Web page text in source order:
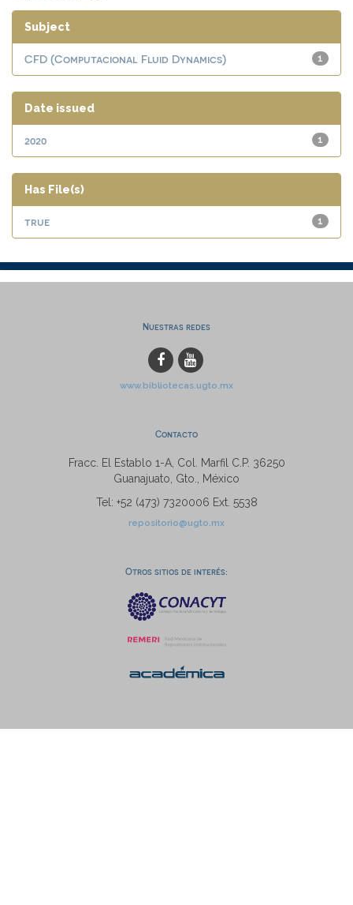
Subject
1
CFD (Computacional Fluid Dynamics)
Date issued
1
2020
Has File(s)
1
true
Nuestras redes
www.bibliotecas.ugto.mx
Contacto
Fracc. El Establo 1-A, Col. Marfil C.P. 36250
Guanajuato, Gto., México
Tel: +52 (473) 7320006 Ext. 5538
repositorio@ugto.mx
Otros sitios de interés: